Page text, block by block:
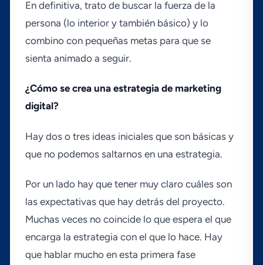
En definitiva, trato de buscar la fuerza de la
persona (lo interior y también básico) y lo
combino con pequeñas metas para que se
sienta animado a seguir.
¿Cómo se crea una estrategia de marketing
digital?
Hay dos o tres ideas iniciales que son básicas y
que no podemos saltarnos en una estrategia.
Por un lado hay que tener muy claro cuáles son
las expectativas que hay detrás del proyecto.
Muchas veces no coincide lo que espera el que
encarga la estrategia con el que lo hace. Hay
que hablar mucho en esta primera fase